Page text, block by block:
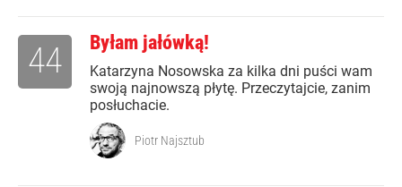
Byłam jałówką!
Katarzyna Nosowska za kilka dni puści wam
swoją najnowszą płytę. Przeczytajcie, zanim
posłuchacie.
44
Piotr Najsztub